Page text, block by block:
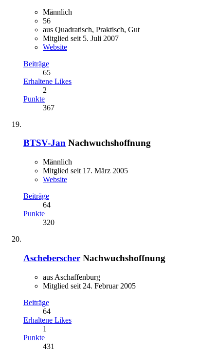
Männlich
56
aus Quadratisch, Praktisch, Gut
Mitglied seit 5. Juli 2007
Website
Beiträge
65
Erhaltene Likes
2
Punkte
367
BTSV-Jan Nachwuchshoffnung
Männlich
Mitglied seit 17. März 2005
Website
Beiträge
64
Punkte
320
Ascheberscher Nachwuchshoffnung
aus Aschaffenburg
Mitglied seit 24. Februar 2005
Beiträge
64
Erhaltene Likes
1
Punkte
431